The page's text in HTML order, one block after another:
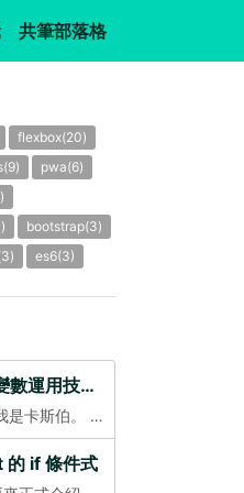
(current)
共筆部落格(current)
flexbox(20)
pwa(6)
bootstrap(3)
es6(3)
原生 CSS 變數運用技巧（CSS Variables）
Hi 大家好，我是卡斯伯。 這次要跟大家來介紹 CSS 的變數功能，在過去如果要在樣式表中使用變數功能，就會仰賴 Sass、Less 這樣的 CSS 預處理器，因為 CSS 本身是屬於靜態的樣式表，所以傳統上是沒有辦法做到這樣的特性，就只能透過編譯來達到。而現在 CSS 加入了變數功能，也因為此新功能是在原本的樣式表上做加強，所以看起來結構會有些「奇特」！？ 為何樣式表需要變數呢？無論是使用 Sass 做編譯或是現在直接使用 CSS 變數有什麼好處呢？ 1. 統一整個樣式表的樣式：你的紅不代表我的紅。開發的過程中一定會有許多色彩、尺寸是不斷的重複使用，因此原始碼中就可能會產生許多類似但卻不相同的數值，在管理上以及視覺的統一就會有很大的問題。 2. 基於預定的數值做計算：當有了基準數值後，變數還能基於這些值做計算，如上述的更深一點的紅、兩倍的距離等等；調整變數的同時也不需要一一的取代，這些數值都會依據變數直接套用。 以上的兩點改變，讓樣式的管理更為方便、視覺上更有統整性，自然也會加快樣式上的開發。 而 Sass 與 CSS 變數更大的不同是：Sass 編譯後終究是 CSS，而本篇會用純 CSS 來與大家分享 CSS 變數上的獨特之處，包含：混合不同單位的運算、修改 CSS 變數改變整體畫面等技法。 ## 使用 CSS Variables 使用前，大家最關心的一定是支援度，一樣是 IE 不支援，其他大部分都是支援的，以下附上支援圖（2019 年 12 月 [Can I use](https://caniuse.com/#search=css%20variables)）。 ![images](/img/2438C6C3-F844-4386-AFC8-2EA76FB43FC3a8g3c.png) 使用 CSS 變數時也區分為兩個階段： 1. 定義變數：CSS Variables 的變數定義必須定義在 CSS 選取器內，大多數來說會建議定義在 `:root` 最高層級的選取器便於取用。 2. 取用變數值：一般來說宣告變數會使用 `var {變數名稱}` 的方式使用，但在 CSS Variables 則是需要在 **取值時** 才加入 `var (變數名稱)`。 接下來開始來撰寫 CSS Variables 吧！ 記得兩個步驟，**第一個步驟是宣告變數**，我們可以將本範例中會運用到的變數都放在 `:root` 選取器內，並且使用 `--自訂名稱`作為屬性的方式來宣告變數。 ```css :root { --primary: Aquamarine; --background-color: Teal; } ``` 接下來來到取值的階段，取值時前方依然是撰寫我們需要套用的樣式屬性，後方再接著使用 `var (--變數名稱)` 來套用。 ```css body { background: var(--background-color); } ``` 範例圖片： ![images](/img/貼上的影像_2019_12_7_下午7_17aeaz7.png) 範例網址：https://codepen.io/Wcc723/pen/oNgXraG ### 變數搭配 RWD！ 相對於 Sass 的變數來說，CSS 的變數是可以再次改變的，且改變的方式也是依據 CSS 「後者覆蓋前者」的特性，以下就使用 “中斷點” 做為條件來使後者的樣式覆蓋前者吧。 製作響應式時，因為螢幕大小的不同通常會需要調整文字大小來符合需求，最常見的方式就是透過選取器一一覆蓋字體大小，如果透過變數的方式就可以統一切換整體文字大小，不需要一一的調整每個選取器。 ```css :root { --font-size: 14px; } /* 使用變數定義文字大小 */ p { font-size: var(--font-size); } /* 除此之外，還可以透過 calc 用相同變數做運算，讓特定的文字更大獲更小 */ h1 { font-size: calc(var(--font-size) * 1.5); } ``` 接下來只要調整中斷點內的變數，上段的 `p`、`h1` 選取器就會套用新的變數值。 ```css @media (min-width: 480px) { :root { --font-size: 18px; } } ``` 本範例可透過縮放畫面看到不同結果，建議到範例中觀看，範例網址：https://codepen.io/Wcc723/pen/JjodQVJ ### JavaScript 操作 CSS 變數 除了使用覆蓋的方式外，萬能的 JavaScript 也同樣能夠調整 CSS 變數，此方式也就幾乎跳脫所有的限制可自由運用 CSS 變數。 此範例中先預訂了一個變數 `--size`，並且給予值 200px。 ```css :root { --size: 200px; } ``` 設定 CSS Variables 與設定一般 CSS 屬性方式是相同的，先選取 `document.documentElement.root` 就能在下方的 style 設定屬性 `{ '--變數名稱', '值' }`。 ```js const root = document.documentElement; root.style.setProperty('--size', `${this.value}px`) ``` 範例圖片： ![images](/img/貼上的影像_2019_12_7_下午7_18ag57v.png) 範例網址：https://codepen.io/Wcc723/pen/xxbwXZQ ### 使用不科學的 Calc 做計算 除此之外，CSS 中更有一個神奇的運算方法 `calc`，此函式可以無視讓不同單位的數值直接做運算，如百分比與絕對單位運算（ex: 100% - 30px）。CSS Variables 也同樣能夠搭配此方法產生新的值。 calc 是作為函式使用，因此可將預期運算的方法置入 `calc()` 的括號內即可。 ```css .box-1 { width: calc(100% - var(--size)); } ``` [images](/img/貼上的影像_2019_12_7_下午7_19ah7w6.png) 本範例可以透過拖曳 range input 改變寬度的範圍，範例網址看結果：https://codepen.io/Wcc723/pen/OJPVeKd ### 計算色彩 在 CSS 色彩中除了常見的色碼外（ex: #fff），`rgb`、`hls` 也都是常見的色彩標示方式，這些色彩標示方式都是直接置入 **純數值**。因此，也可透過 `calc` 這一個神奇的運算方法來調整它。 此範例使用 rgb、calc 來繪製 CSS 漸層。 ```css /* 定義一個值 */ :root { --c: 255; } /* 搭配不同的運算給予不同的 r, g, b */ body { background-image: linear-gradient( rgb( calc(var(--c) - 60), calc(var(--c) - 40), calc(var(--c)) ), rgb( calc(var(--c) - 20), calc(var(--c) - 10), calc(var(--c)) ) ); } ``` 範例圖片： [images](/img/貼上的影像_2019_12_7_下午7_20aimd0.png) 本範例透過調整 input range 會有白天跟黑夜的切換，範例網址看結果：https://codepen.io/Wcc723/pen/OJPyxVM ### Bootstrap 除了本文所介紹的範例外，應該也會有許多讀者會疑惑 CSS Variables 還有用在哪些地方呢？其實在最主流的 CSS 函式庫中就有包含 CSS Variables 可以運用，主要用途是讓開發者做自訂元件時可以直接取用，且不需要經過編譯。 ``` CSS variables offer similar flexibility to Sass’s variables, but without the need for compilation before being served to the browser. ``` 可以參考：https://getbootstrap.com/docs/4.4/getting-started/theming/#css-variables Bootstrap 預設有提供所有的主題色彩作為變數，因此我們套用 Bootstrap 時可不需要另外撰寫色碼，直接可透過變數取得該色彩。 ```css p { color: var(--primary) } ``` 本範例直接取用 Bootstrap 變數，範例網址直接看：https://codepen.io/Wcc723/pen/bGNdPmZ
if 條件式